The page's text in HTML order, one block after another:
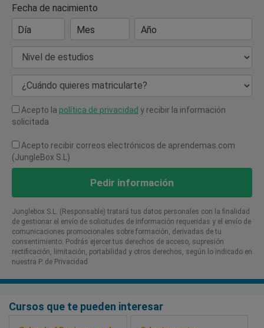
Fecha de nacimiento
Día
Mes Año
Nivel de estudios
¿Cuándo quieres matricularte?
Acepto la política de privacidad y recibir la información
solicitada
Acepto recibir correos electrónicos de aprendemas.com
(JungleBox S.L)
Pedir información
Junglebox S.L. (Responsable) tratará tus datos personales con la finalidad
de gestionar el envío de solicitudes de información requeridas y el envío de
comunicaciones promocionales sobre formación, derivadas de tu
consentimiento. Podrás ejercer tus derechos de acceso, supresión
rectificación, limitación, portabilidad y otros derechos, según lo indicado en
nuestra P. de Privacidad​
Cursos que te pueden interesar